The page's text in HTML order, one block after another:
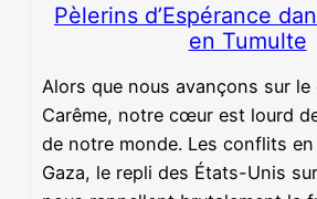
Pèlerins d’Espérance
en Tumulte
Alors que nous avançons sur le
Carême, notre cœur est lourd
de notre monde. Les conflits
Gaza, le repli des États-Unis